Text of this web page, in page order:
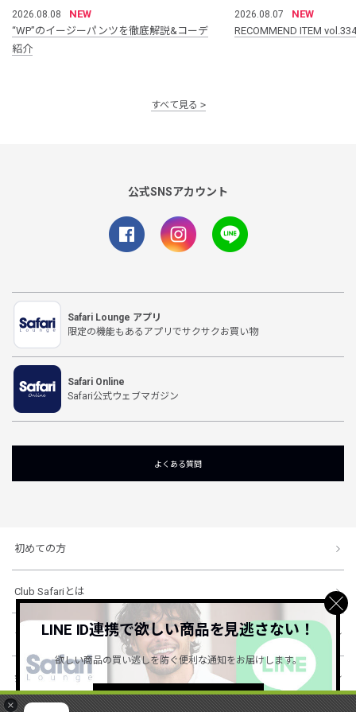
×
2026.08.08
NEW
“WP”のイージーパンツを徹底解説&コーデ
紹介
2026.08.07
NEW
RECOMMEND ITEM vol.334
すべて見る
公式SNSアカウント
Safari Lounge アプリ
限定の機能もあるアプリでサクサクお買い物
Safari Online
Safari公式ウェブマガジン
よくある質問
初めての方
Club Safariとは
ショッピングガイド
会社概要・規約
LINE ID連携で欲しい商品を見逃さない！
欲しい商品の買い逃しを防ぐ便利な通知をお届けします。
詳しくはこちら ＞